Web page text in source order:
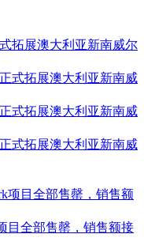
拓展澳大利亚新南威尔
目全部售罄，销售额接